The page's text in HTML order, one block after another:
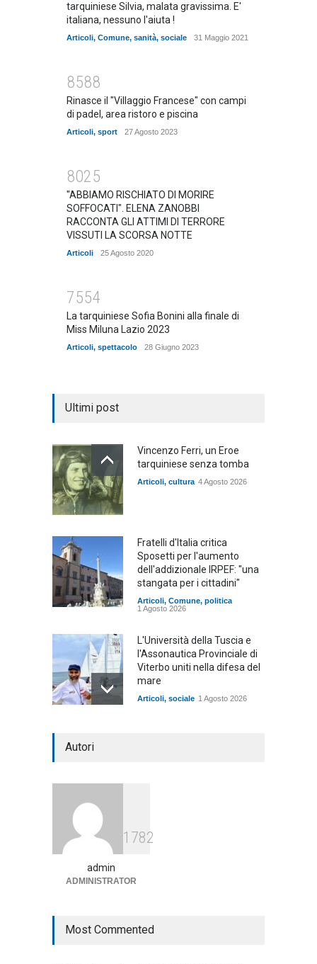
tarquiniese Silvia, malata gravissima. E'
italiana, nessuno l'aiuta !
Articoli, Comune, sanità, sociale 31 Maggio 2021
8588
Rinasce il "Villaggio Francese" con campi
di padel, area ristoro e piscina
Articoli, sport 27 Agosto 2023
8025
"ABBIAMO RISCHIATO DI MORIRE
SOFFOCATI". ELENA ZANOBBI
RACCONTA GLI ATTIMI DI TERRORE
VISSUTI LA SCORSA NOTTE
Articoli 25 Agosto 2020
7554
La tarquiniese Sofia Bonini alla finale di
Miss Miluna Lazio 2023
Articoli, spettacolo 28 Giugno 2023
Ultimi post
Vincenzo Ferri, un Eroe
tarquiniese senza tomba
Articoli, cultura 4 Agosto 2026
Fratelli d'Italia critica
Sposetti per l'aumento
dell'addizionale IRPEF: "una
stangata per i cittadini"
Articoli, Comune, politica
1 Agosto 2026
L'Università della Tuscia e
l'Assonautica Provinciale di
Viterbo uniti nella difesa del
mare
Articoli, sociale 1 Agosto 2026
arrivano i pagamenti PAC, la
Autori
1782
admin
ADMINISTRATOR
Most Commented